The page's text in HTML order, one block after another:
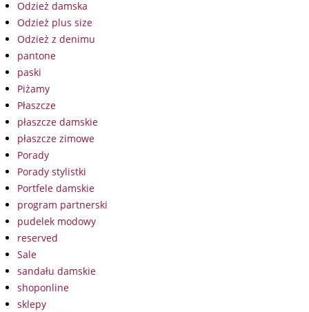
Odzież damska
Odzież plus size
Odzież z denimu
pantone
paski
Piżamy
Płaszcze
płaszcze damskie
płaszcze zimowe
Porady
Porady stylistki
Portfele damskie
program partnerski
pudelek modowy
reserved
Sale
sandału damskie
shoponline
sklepy